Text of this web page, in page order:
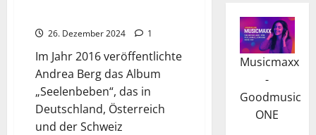
26. Dezember 2024 1
Im Jahr 2016 veröffentlichte
Andrea Berg das Album
„Seelenbeben“, das in
Deutschland, Österreich
und der Schweiz
Musicmaxx
-
Goodmusic
ONE